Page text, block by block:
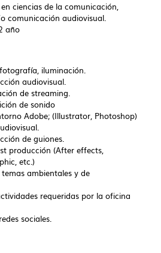
ciencias de la comunicación,
comunicación audiovisual.
año
iluminación.
audiovisual.
de streaming.
de sonido
Adobe; (Illustrator, Photoshop)
de guiones.
producción (After effects,
etc.)
ambientales y de
requeridas por la oficina
sociales.